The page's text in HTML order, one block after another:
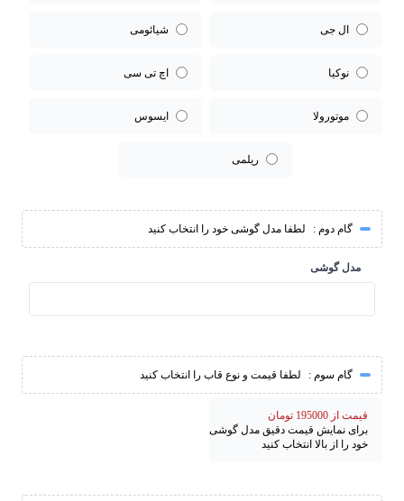
ال جی شیائومی
نوکیا اچ تی سی
موتورولا ایسوس
ریلمی
گام دوم : لطفا مدل گوشی خود را انتخاب کنید
مدل گوشی
گام سوم : لطفا قیمت و نوع قاب را انتخاب کنید
قیمت از 195000 تومان
برای نمایش قیمت دقیق مدل گوشی
خود را از بالا انتخاب کنید